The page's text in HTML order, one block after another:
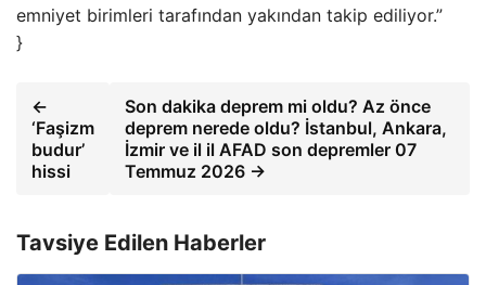
emniyet birimleri tarafından yakından takip ediliyor.”
}
←
‘Faşizm
budur’
hissi
Son dakika deprem mi oldu? Az önce
deprem nerede oldu? İstanbul, Ankara,
İzmir ve il il AFAD son depremler 07
Temmuz 2026 →
Tavsiye Edilen Haberler